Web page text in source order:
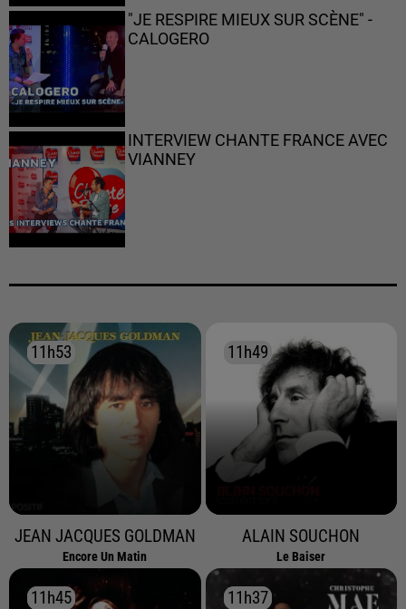
"JE RESPIRE MIEUX SUR SCÈNE" -
CALOGERO
INTERVIEW CHANTE FRANCE AVEC
VIANNEY
11h53
11h53
JEAN JACQUES GOLDMAN
Encore Un Matin
11h49
11h49
ALAIN SOUCHON
Le Baiser
11h45
11h45 11h37
11h37